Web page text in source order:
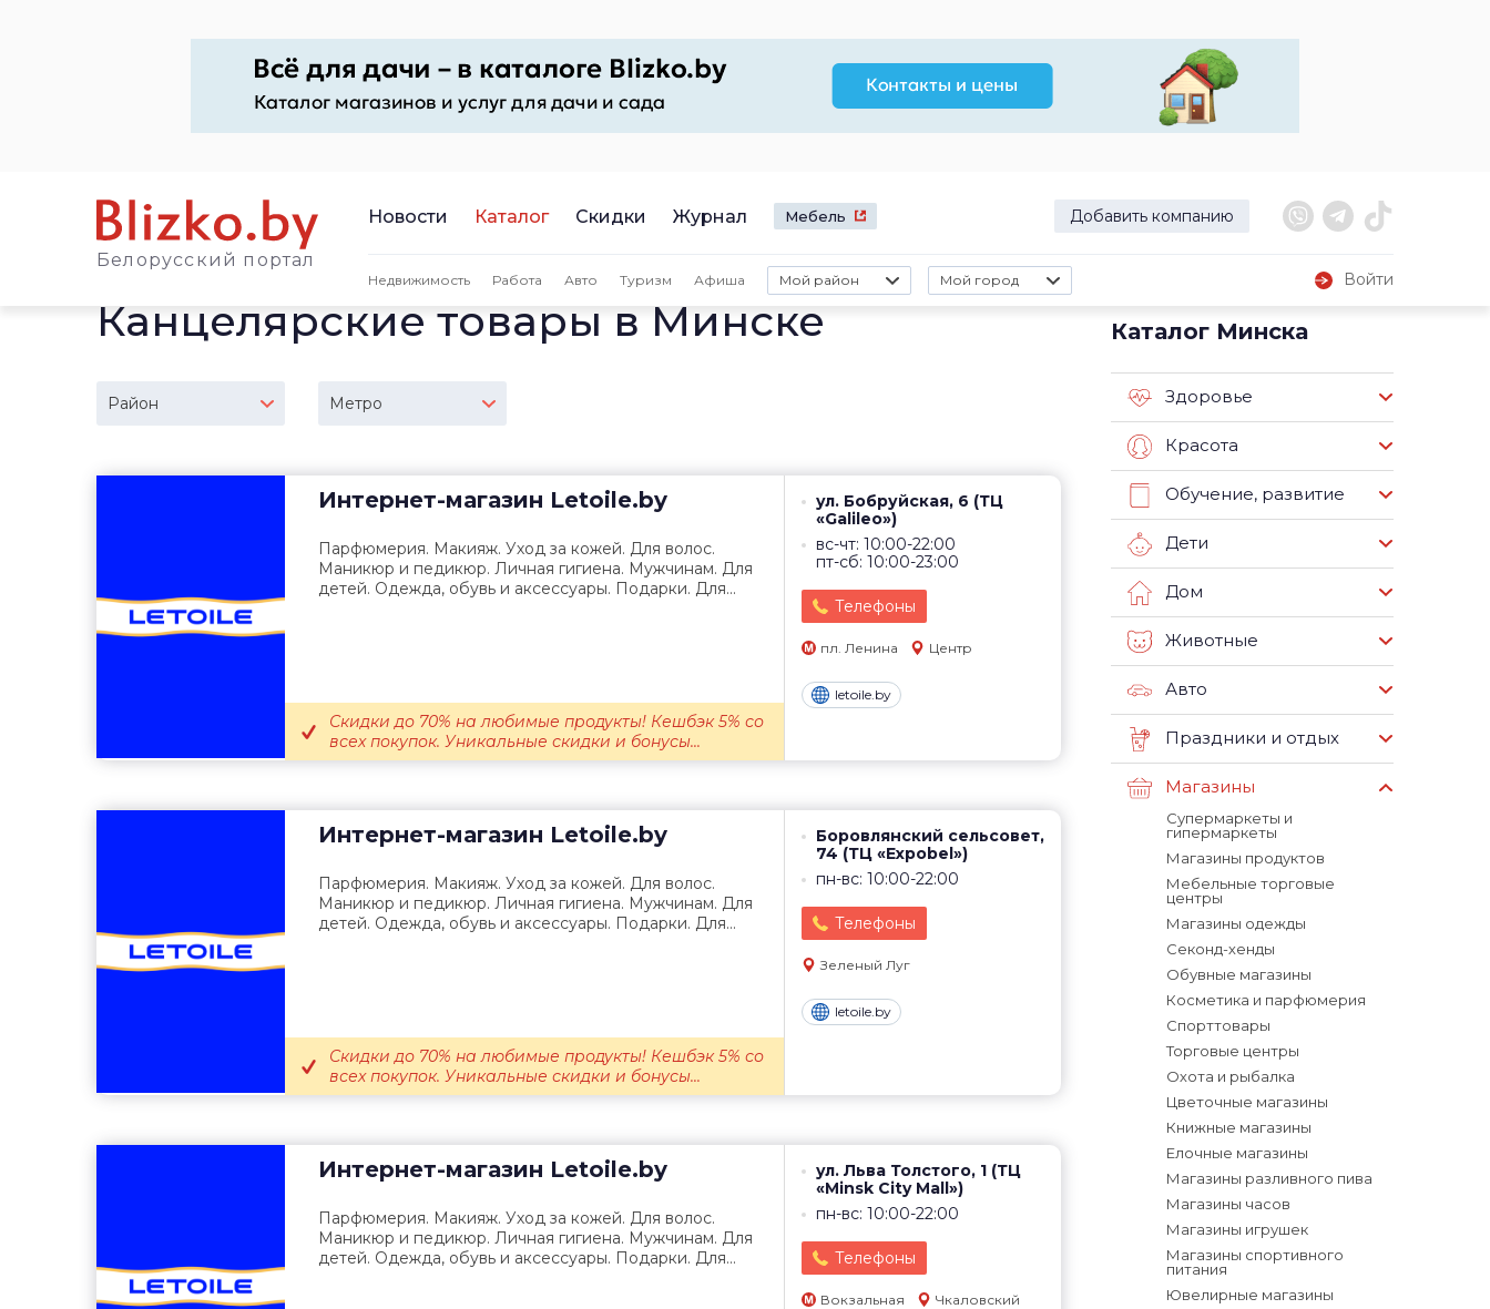
Белорусский портал
Новости Каталог Скидки Журнал Мебель Добавить компанию
Недвижимость Работа Авто Туризм Афиша Мой район Мой город Войти
Канцелярские товары в Минске
Район Метро
Интернет-магазин Letoile.by
ул. Бобруйская, 6 (ТЦ
«Galileo»)
вс-чт: 10:00-22:00
пт-сб: 10:00-23:00
Телефоны
пл. Ленина Центр
letoile.by
Парфюмерия. Макияж. Уход за кожей. Для волос.
Маникюр и педикюр. Личная гигиена. Мужчинам. Для
детей. Одежда, обувь и аксессуары. Подарки. Для...
Скидки до 70% на любимые продукты! Кешбэк 5% со
всех покупок. Уникальные скидки и бонусы...
Интернет-магазин Letoile.by
Боровлянский сельсовет,
74 (ТЦ «Expobel»)
пн-вс: 10:00-22:00
Телефоны
Зеленый Луг
letoile.by
Парфюмерия. Макияж. Уход за кожей. Для волос.
Маникюр и педикюр. Личная гигиена. Мужчинам. Для
детей. Одежда, обувь и аксессуары. Подарки. Для...
Скидки до 70% на любимые продукты! Кешбэк 5% со
всех покупок. Уникальные скидки и бонусы...
Интернет-магазин Letoile.by
ул. Льва Толстого, 1 (ТЦ
«Minsk City Mall»)
пн-вс: 10:00-22:00
Телефоны
Вокзальная Чкаловский
Парфюмерия. Макияж. Уход за кожей. Для волос.
Маникюр и педикюр. Личная гигиена. Мужчинам. Для
детей. Одежда, обувь и аксессуары. Подарки. Для...
Каталог Минска
Здоровье
Красота
Обучение, развитие
Дети
Дом
Животные
Авто
Праздники и отдых
Магазины
Супермаркеты и
гипермаркеты
Магазины продуктов
Мебельные торговые
центры
Магазины одежды
Секонд-хенды
Обувные магазины
Косметика и парфюмерия
Спорттовары
Торговые центры
Охота и рыбалка
Цветочные магазины
Книжные магазины
Елочные магазины
Магазины разливного пива
Магазины часов
Магазины игрушек
Магазины спортивного
питания
Ювелирные магазины